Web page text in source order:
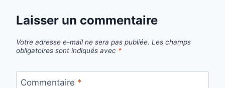
Laisser un commentaire
Votre adresse e-mail ne sera pas publiée. Les champs
obligatoires sont indiqués avec *
Commentaire *